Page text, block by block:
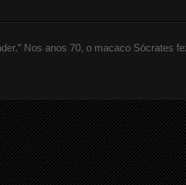
Nos anos 70, o macaco Sócrates